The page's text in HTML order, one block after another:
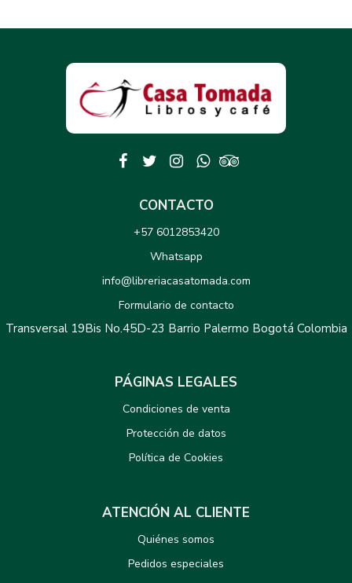
CONTACTO
+57 6012853420
Whatsapp
info@libreriacasatomada.com
Formulario de contacto
Transversal 19Bis No.45D-23 Barrio Palermo Bogotá Colombia
PÁGINAS LEGALES
Condiciones de venta
Protección de datos
Política de Cookies
ATENCIÓN AL CLIENTE
Quiénes somos
Pedidos especiales